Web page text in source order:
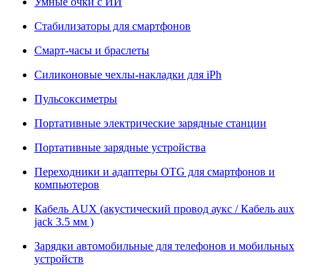
Стабилизаторы для смартфонов
Смарт-часы и браслеты
Силиконовые чехлы-накладки для iPh
Пульсоксиметры
Портативные электрические зарядные станции
Портативные зарядные устройства
Переходники и адаптеры OTG для смартфонов и
компьютеров
Кабель AUX (акустический провод аукс / Кабель aux
jack 3.5 мм )
Зарядки автомобильные для телефонов и мобильных
устройств